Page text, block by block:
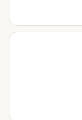
FISCHER ·
ORYGINALNE ZDJĘCIE